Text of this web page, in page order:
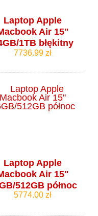
Laptop Apple
Air 15"
1TB błękitny
7736.99 zł
Laptop Apple
Air 15"
512GB północ
5774.00 zł